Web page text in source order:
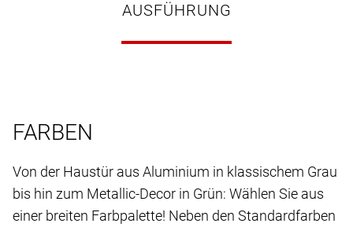
AUSFÜHRUNG
FARBEN
Von der Haustür aus Aluminium in klassischem Grau
bis hin zum Metallic-Decor in Grün: Wählen Sie aus
einer breiten Farbpalette! Neben den Standardfarben